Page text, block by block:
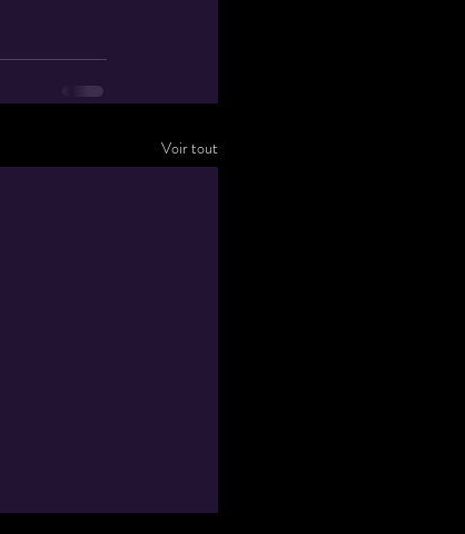
Voir tout